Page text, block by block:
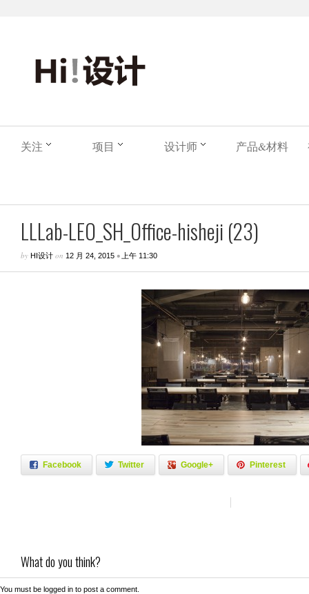
关注 项目 设计师 产品&材料
LLLab-LEO_SH_Office-hisheji (23)
by HI设计 on 12 月 24, 2015 • 上午 11:30
Facebook Twitter Google+ Pinterest
What do you think?
You must be logged in to post a comment.